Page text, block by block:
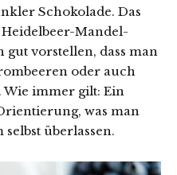
Schokolade. Das
Mandel-
vorstellen, dass man
oder auch
Wie immer gilt: Ein
was man
überlassen.